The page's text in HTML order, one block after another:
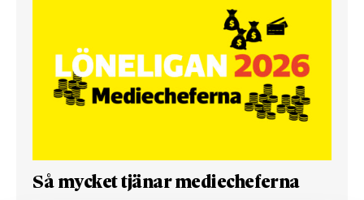
Så mycket tjänar mediecheferna